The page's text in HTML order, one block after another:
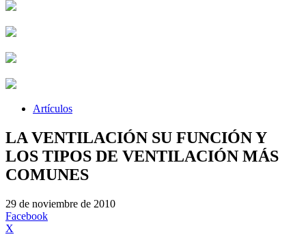
Artículos
LA VENTILACIÓN SU FUNCIÓN Y
LOS TIPOS DE VENTILACIÓN MÁS
COMUNES
29 de noviembre de 2010
Facebook
X